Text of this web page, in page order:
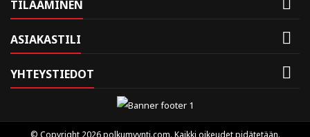
TILAAMINEN
ASIAKASTILI 
YHTEYSTIEDOT 
© Copyright 2026 polkumyynti.com. Kaikki oikeudet pidätetään.